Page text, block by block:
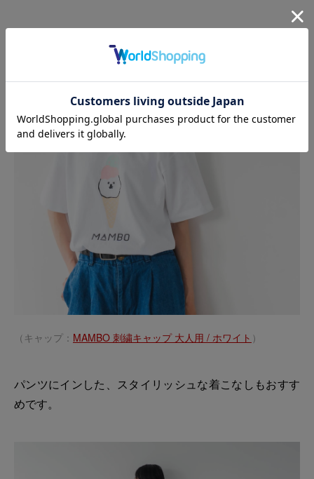
（キャップ： MAMBO 刺繍キャップ 大人用 / ホワイト ）
パンツにインした、スタイリッシュな着こなしもおすす
めです。